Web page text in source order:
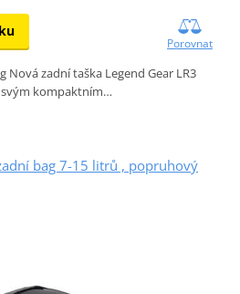
Porovnat
Nová zadní taška Legend Gear LR3
kompaktním…
bag 7-15 litrů , popruhový